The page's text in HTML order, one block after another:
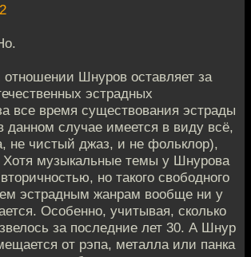
Шнуров оставляет за
эстрадных
все время существования эстрады
данном случае имеется в виду всё,
не чистый джаз, и не фольклор),
Хотя музыкальные темы у Шнурова
но такого свободного
эстрадным жанрам вообще ни у
Особенно, учитывая, сколько
за последние лет 30. А Шнур
от рэпа, металла или панка